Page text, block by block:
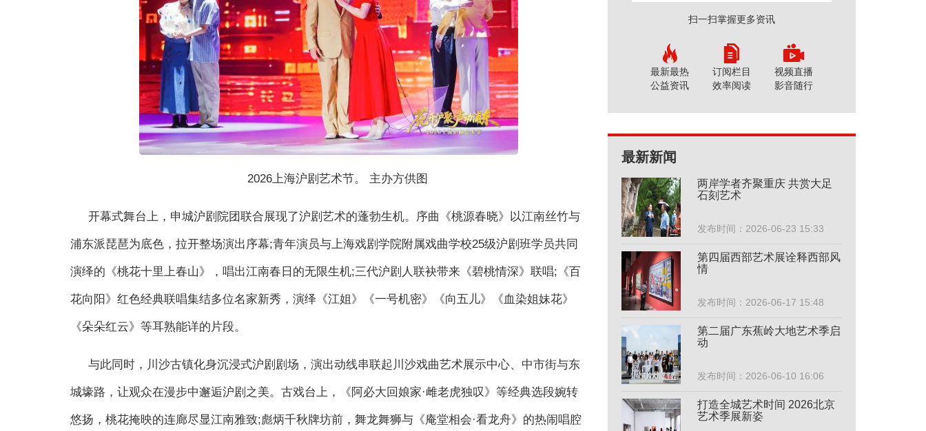
2026上海沪剧艺术节。 主办方供图
开幕式舞台上，申城沪剧院团联合展现了沪剧艺术的蓬勃生机。序曲《桃源春晓》以江南丝竹与
浦东派琵琶为底色，拉开整场演出序幕;青年演员与上海戏剧学院附属戏曲学校25级沪剧班学员共同
演绎的《桃花十里上春山》，唱出江南春日的无限生机;三代沪剧人联袂带来《碧桃情深》联唱;《百
花向阳》红色经典联唱集结多位名家新秀，演绎《江姐》《一号机密》《向五儿》《血染姐妹花》
《朵朵红云》等耳熟能详的片段。
与此同时，川沙古镇化身沉浸式沪剧剧场，演出动线串联起川沙戏曲艺术展示中心、中市街与东
城壕路，让观众在漫步中邂逅沪剧之美。古戏台上，《阿必大回娘家·雌老虎独叹》等经典选段婉转
悠扬，桃花掩映的连廊尽显江南雅致;彪炳千秋牌坊前，舞龙舞狮与《庵堂相会·看龙舟》的热闹唱腔
扫一扫掌握更多资讯
最新最热
公益资讯
订阅栏目
效率阅读
视频直播
影音随行
最新新闻
两岸学者齐聚重庆 共赏大足
石刻艺术
发布时间：2026-06-23 15:33
第四届西部艺术展诠释西部风
情
发布时间：2026-06-17 15:48
第二届广东蕉岭大地艺术季启
动
发布时间：2026-06-10 16:06
打造全城艺术时间 2026北京
艺术季展新姿